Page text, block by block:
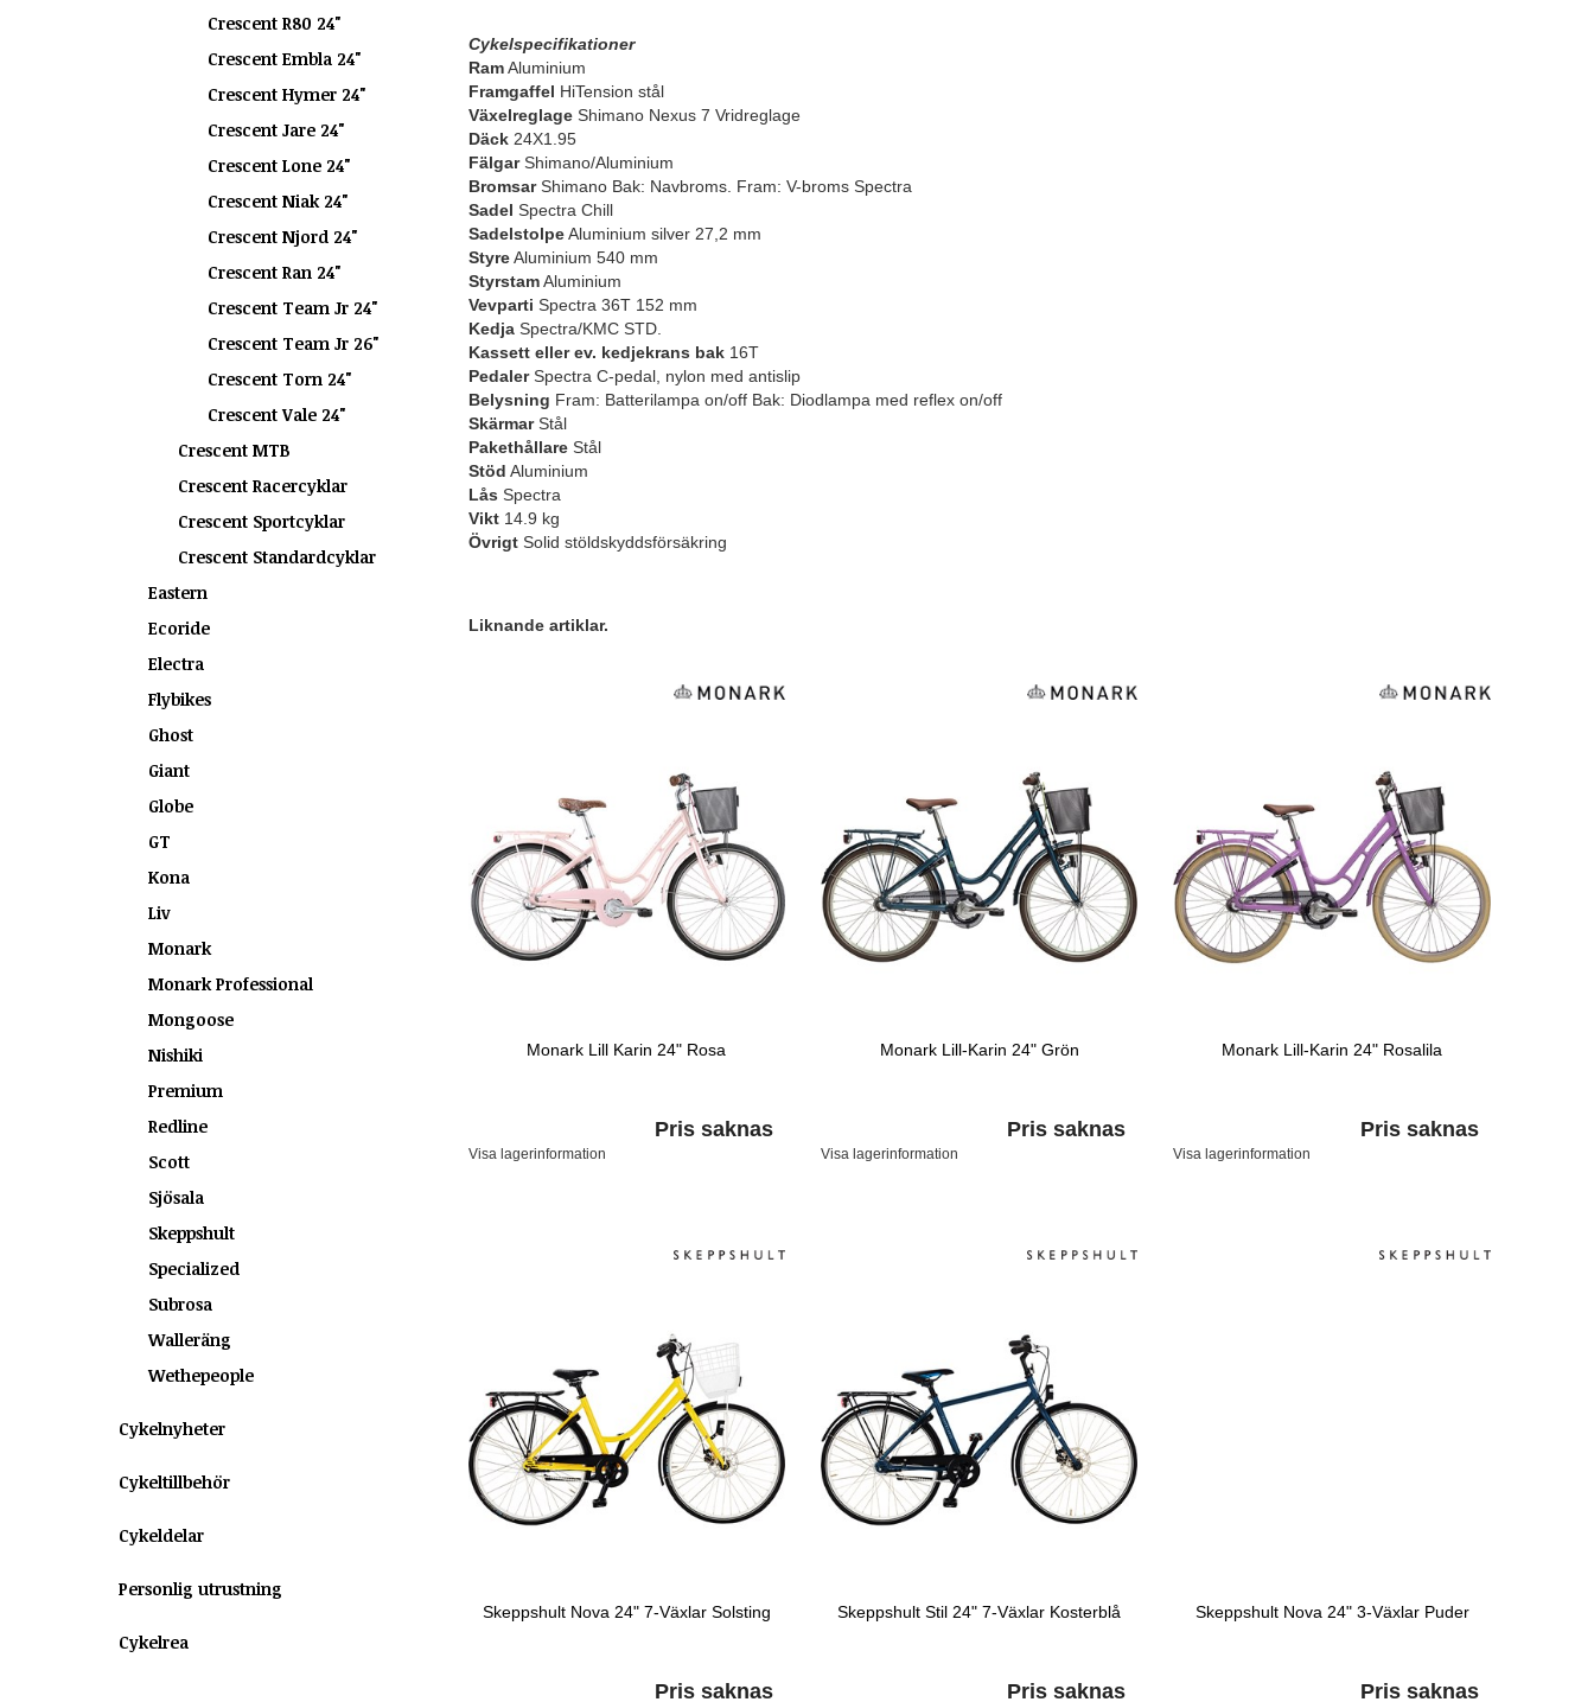
Crescent R80 24"
Crescent Embla 24"
Crescent Hymer 24"
Crescent Jare 24"
Crescent Lone 24"
Crescent Niak 24"
Crescent Njord 24"
Crescent Ran 24"
Crescent Team Jr 24"
Crescent Team Jr 26"
Crescent Torn 24"
Crescent Vale 24"
Crescent MTB
Crescent Racercyklar
Crescent Sportcyklar
Crescent Standardcyklar
Eastern
Ecoride
Electra
Flybikes
Ghost
Giant
Globe
GT
Kona
Liv
Monark
Monark Professional
Mongoose
Nishiki
Premium
Redline
Scott
Sjösala
Skeppshult
Specialized
Subrosa
Walleräng
Wethepeople
Cykelnyheter
Cykeltillbehör
Cykeldelar
Personlig utrustning
Cykelrea
Cykelspecifikationer
RamAluminium
Framgaffel HiTension stål
VäxelreglageShimano Nexus 7 Vridreglage
Däck24X1.95
FälgarShimano/Aluminium
BromsarShimano Bak: Navbroms. Fram: V-broms Spectra
Sadel Spectra Chill
SadelstolpeAluminium silver 27,2 mm
StyreAluminium 540 mm
StyrstamAluminium
Vevparti Spectra 36T 152 mm
KedjaSpectra/KMC STD.
Kassett eller ev. kedjekrans bak16T
PedalerSpectra C-pedal, nylon med antislip
Belysning Fram: Batterilampa on/off Bak: Diodlampa med reflex on/off
SkärmarStål
PakethållareStål
Stöd Aluminium
Lås Spectra
Vikt14.9 kg
ÖvrigtSolid stöldskyddsförsäkring
Liknande artiklar.
Monark Lill Karin 24" Rosa
Pris saknas
Visa lagerinformation
Monark Lill-Karin 24" Grön
Pris saknas
Visa lagerinformation
Monark Lill-Karin 24" Rosalila
Pris saknas
Visa lagerinformation
Skeppshult Nova 24" 7-Växlar Solsting
Pris saknas
Skeppshult Stil 24" 7-Växlar Kosterblå
Pris saknas
Skeppshult Nova 24" 3-Växlar Puder
Pris saknas